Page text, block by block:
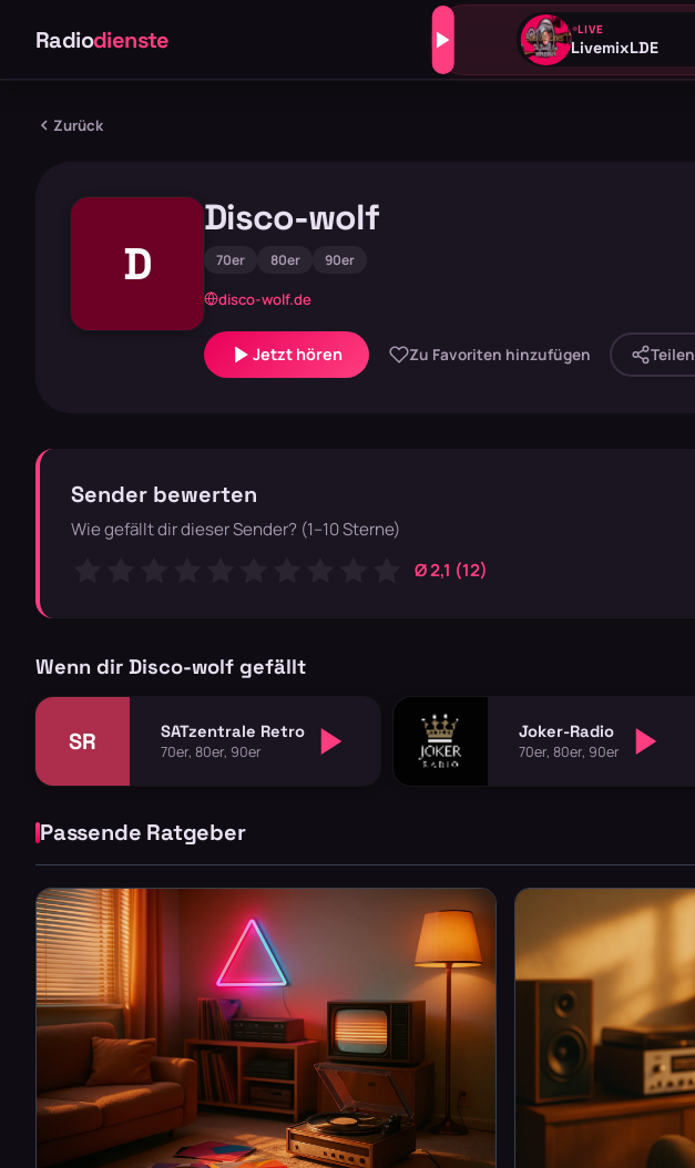
Radiodienste LIVE
LivemixLDE
Zurück
D
Disco-wolf
70er 80er 90er
disco-wolf.de
Jetzt hören Zu Favoriten hinzufügen Teilen
Sender bewerten
Wie gefällt dir dieser Sender? (1–10 Sterne)
Ø 2,1 (12)
Wenn dir Disco-wolf gefällt
SR SATzentrale Retro
70er, 80er, 90er
Joker-Radio
70er, 80er, 90er
Passende Ratgeber